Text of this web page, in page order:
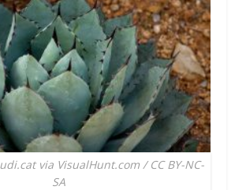
via VisualHunt.com / CC BY-NC-
SA